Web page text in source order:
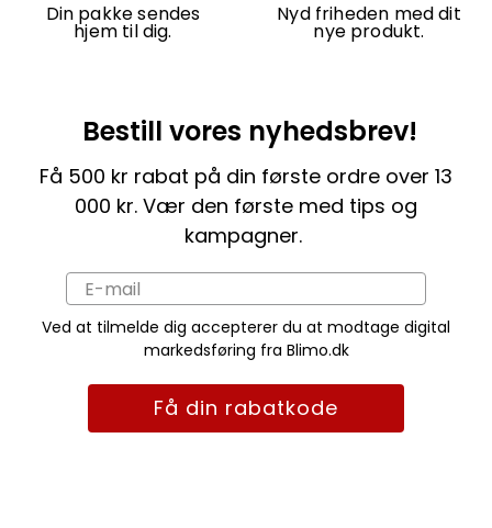
Din pakke sendes
hjem til dig.
Nyd friheden med dit
nye produkt.
Bestill vores nyhedsbrev!
Få 500 kr rabat på din første ordre over 13
000 kr. Vær den første med tips og
kampagner.
Ved at tilmelde dig accepterer du at modtage digital
markedsføring fra Blimo.dk
Få din rabatkode